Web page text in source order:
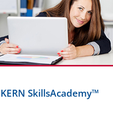
KERN SkillsAcademy™